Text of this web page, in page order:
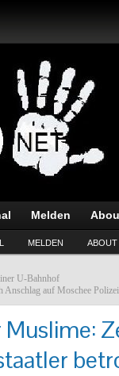
Melden
MELDEN ABOUT
U-Bahnhof
Anschlag auf Moschee